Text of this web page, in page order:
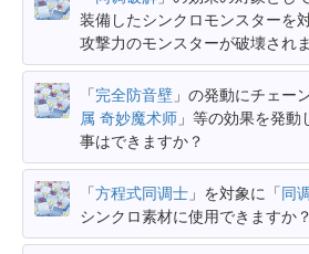
装備したシンクロモンスターを
攻撃力のモンスターが破壊され
「完全防音壁 」の発動にチェー
属 奇妙魔术师 」等の効果を発
事はできますか？
「方程式同调士 」を対象に「同
シンクロ素材に使用できますか？